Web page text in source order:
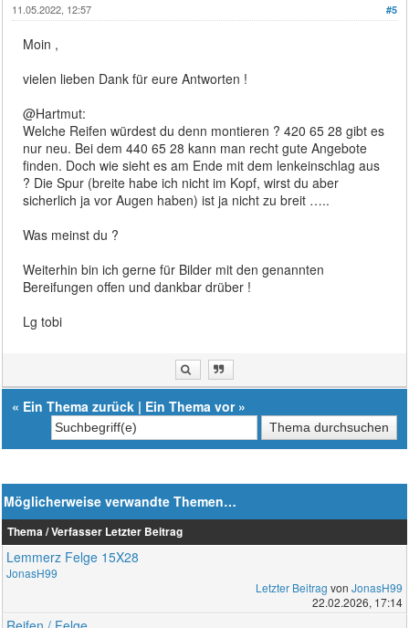
#5
11.05.2022, 12:57
Moin ,
vielen lieben Dank für eure Antworten !
@Hartmut:
Welche Reifen würdest du denn montieren ? 420 65 28 gibt es
nur neu. Bei dem 440 65 28 kann man recht gute Angebote
finden. Doch wie sieht es am Ende mit dem lenkeinschlag aus
? Die Spur (breite habe ich nicht im Kopf, wirst du aber
sicherlich ja vor Augen haben) ist ja nicht zu breit …..
Was meinst du ?
Weiterhin bin ich gerne für Bilder mit den genannten
Bereifungen offen und dankbar drüber !
Lg tobi
« Ein Thema zurück | Ein Thema vor»
Möglicherweise verwandte Themen…
Thema / Verfasser Letzter Beitrag
Lemmerz Felge 15X28
JonasH99
Letzter Beitrag von JonasH99
22.02.2026, 17:14